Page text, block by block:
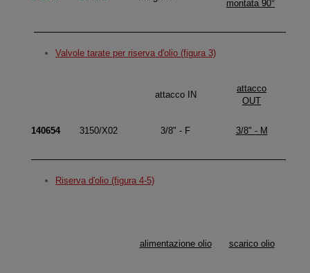
montata 90°
Valvole tarate per riserva d'olio (figura 3)
attacco IN
attacco
OUT
140654 3150/X02 3/8" - F 3/8" - M
Riserva d'olio (figura 4-5)
alimentazione olio scarico olio